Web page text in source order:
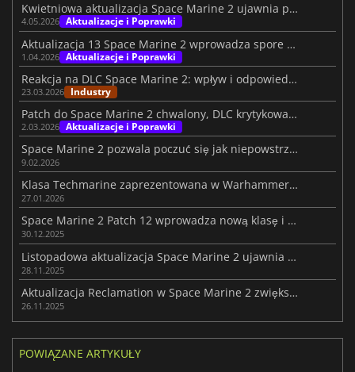
Kwietniowa aktualizacja Space Marine 2 ujawnia plany na przyszłość
4.05.2026 Aktualizacje i Poprawki
Aktualizacja 13 Space Marine 2 wprowadza spore zmiany w trybie oblężniczym
1.04.2026 Aktualizacje i Poprawki
Reakcja na DLC Space Marine 2: wpływ i odpowiedź deweloperów
23.03.2026 Industry
Patch do Space Marine 2 chwalony, DLC krytykowane
2.03.2026 Aktualizacje i Poprawki
Space Marine 2 pozwala poczuć się jak niepowstrzymana machina wojenna
9.02.2026
Klasa Techmarine zaprezentowana w Warhammer 40,000: Space Marine 2
27.01.2026
Space Marine 2 Patch 12 wprowadza nową klasę i misje
30.12.2025
Listopadowa aktualizacja Space Marine 2 ujawnia klasę Techmarine
28.11.2025
Aktualizacja Reclamation w Space Marine 2 zwiększa możliwości trybu PvE
26.11.2025
POWIĄZANE ARTYKUŁY